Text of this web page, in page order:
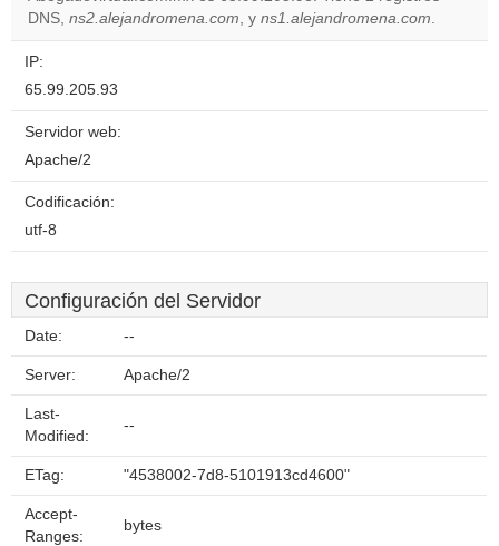
website?
DNS, ns2.alejandromena.com, y ns1.alejandromena.com.
IP:
65.99.205.93
Servidor web:
Apache/2
Codificación:
utf-8
Configuración del Servidor
Date: --
Server: Apache/2
Last-
Modified:
--
ETag: "4538002-7d8-5101913cd4600"
Accept-
Ranges:
bytes